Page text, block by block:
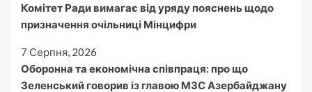
Комітет Ради вимагає від уряду пояснень щодо
призначення очільниці Мінцифри
7 Серпня, 2026
Оборонна та економічна співпраця: про що
Зеленський говорив із главою МЗС Азербайджану